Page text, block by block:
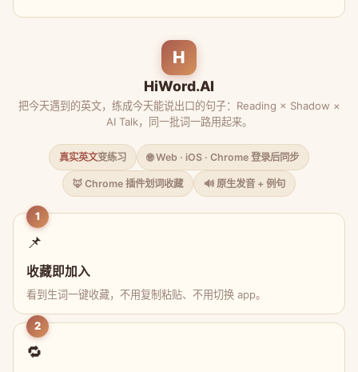
H
HiWord.AI
把今天遇到的英文，练成今天能说出口的句子：Reading × Shadow ×
AI Talk，同一批词一路用起来。
真实英文变练习 🌐 Web · iOS · Chrome 登录后同步
🦊 Chrome 插件划词收藏 🔊 原生发音 + 例句
1
📌
收藏即加入
看到生词一键收藏，不用复制粘贴、不用切换 app。
2
🔁